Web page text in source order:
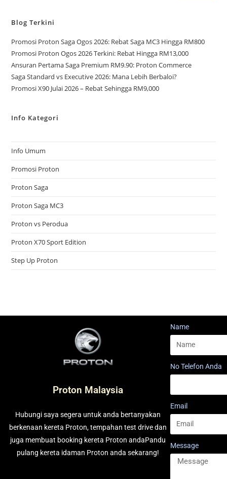
Blog Terkini
Promosi Proton Saga Ogos 2026: Rebat Saga MC3 Hingga RM800
Promosi Proton Ogos 2026 Terkini: Rebat Hingga RM13,000
Ansuran Pertama Saga Premium RM9.90: Proton Commerce
Saga Standard vs Executive 2026: Mana Lebih Berbaloi?
Promosi X90 Julai 2026 – Rebat Sehingga RM9,000
Info Kategori
Info Umum
Promosi Proton
Proton Saga
Proton Saga MC3
Proton vs Perodua
Proton X70 Sport Edition
Step Up Proton
Proton Malaysia
Hubungi saya segera untuk anda bertanyakan
berkenaan kereta Proton, tempahan test drive dan
juga membuat booking kereta Proton andaPandu
pulang kereta idaman Proton anda sekarang!
Name
No Telefon Anda
Email
Message